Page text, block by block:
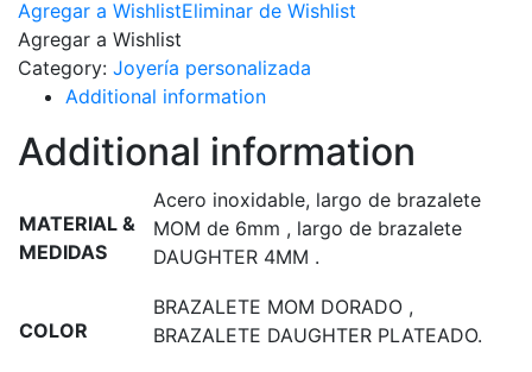
Agregar a WishlistEliminar de Wishlist
Agregar a Wishlist
Category: Joyería personalizada
Additional information
Additional information
MATERIAL &
MEDIDAS
Acero inoxidable, largo de brazalete
MOM de 6mm , largo de brazalete
DAUGHTER 4MM .
COLOR
BRAZALETE MOM DORADO ,
BRAZALETE DAUGHTER PLATEADO.